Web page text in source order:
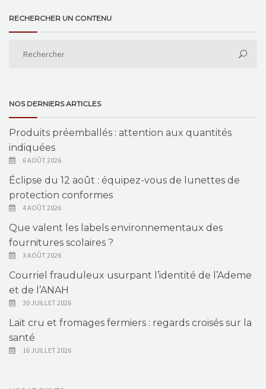
RECHERCHER UN CONTENU
NOS DERNIERS ARTICLES
Produits préemballés : attention aux quantités
indiquées
6 AOÛT 2026
Éclipse du 12 août : équipez-vous de lunettes de
protection conformes
4 AOÛT 2026
Que valent les labels environnementaux des
fournitures scolaires ?
3 AOÛT 2026
Courriel frauduleux usurpant l’identité de l’Ademe
et de l’ANAH
30 JUILLET 2026
Lait cru et fromages fermiers : regards croisés sur la
santé
16 JUILLET 2026